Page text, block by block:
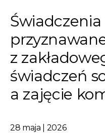
z
świadczeń
a zajęcie
28 maja | 2026